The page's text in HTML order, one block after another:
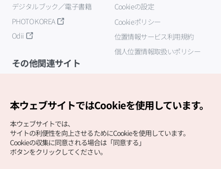
デジタルブック／電子書籍
PHOTO KOREA
Odii
Cookieの設定
Cookieポリシー
位置情報サービス利用規約
個人位置情報取扱いポリシー
その他関連サイト
本ウェブサイトではCookieを使用しています。
本ウェブサイトでは、
サイトの利便性を向上させるためにCookieを使用しています。
Cookieの収集に同意される場合は「同意する」
ボタンをクリックしてください。